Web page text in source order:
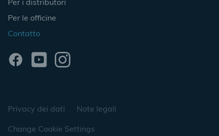
Per i distributori
Per le officine
Contatto
Privacy dei dati Note legali
Change Cookie Settings